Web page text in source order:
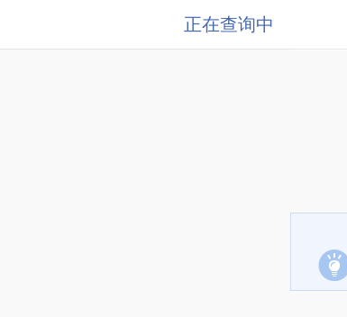
正在查询中